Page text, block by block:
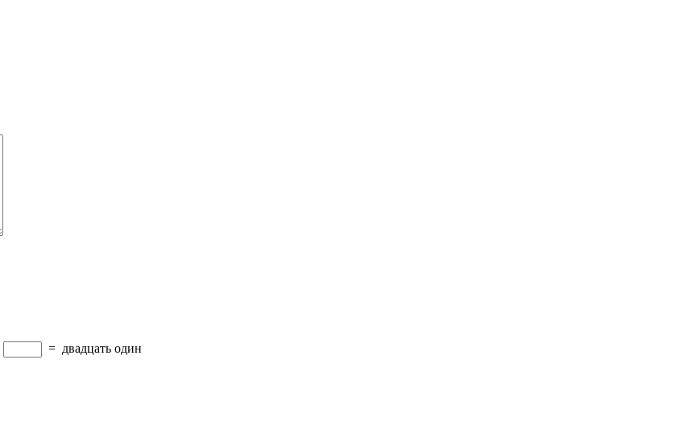
= двадцать один